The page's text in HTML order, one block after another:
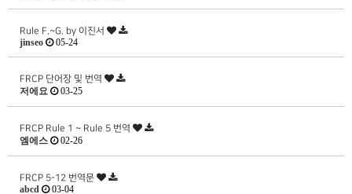
Rule F.~G. by 이진서
jinseo 05-24
FRCP 단어장 및 번역
저에요 03-25
FRCP Rule 1 ~ Rule 5 번역
엠에스 02-26
FRCP 5-12 번역문
abcd 03-04